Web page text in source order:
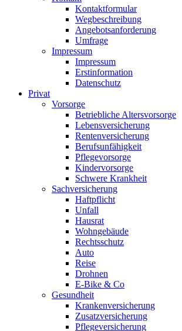
Kontaktformular
Wegbeschreibung
Angebotsanforderung
Umfrage
Impressum
Impressum
Erstinformation
Datenschutz
Privat
Vorsorge
Betriebliche Altersvorsorge
Lebensversicherung
Rentenversicherung
Berufsunfähigkeit
Pflegevorsorge
Kindervorsorge
Schwere Krankheit
Sachversicherung
Haftpflicht
Unfall
Hausrat
Wohngebäude
Rechtsschutz
Auto
Reise
Drohnen
E-Bike & Co
Gesundheit
Krankenversicherung
Zusatzversicherung
Pflegeversicherung